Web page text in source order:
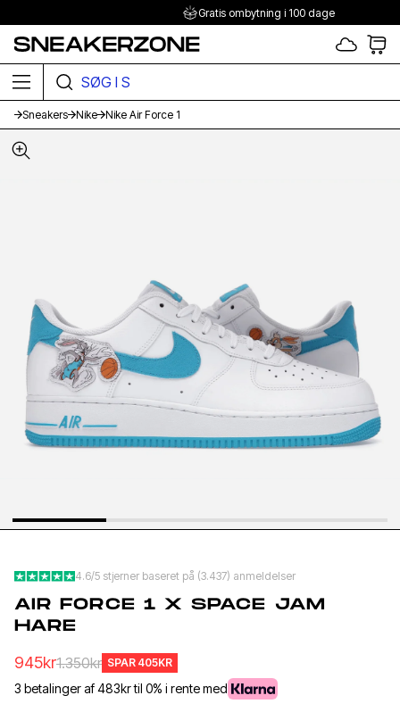
Gratis ombytning i 100 dage
SØG I SHOPPEN HER
YEEZY SLIDE YS-01
CREAM
499kr650kr
NEW
1906L
Sneakers Nike Nike Air Force 1
4.6/5 stjerner baseret på (3.437) anmeldelser
AIR FORCE 1 X SPACE JAM
HARE
945kr1.350kr SPAR 405KR
3 betalinger af 483kr til 0% i rente med